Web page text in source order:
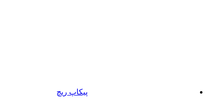
پیکاپ ریچ